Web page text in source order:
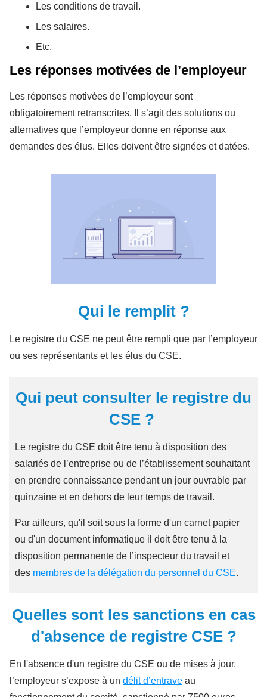
Les conditions de travail.
Les salaires.
Etc.
Les réponses motivées de l’employeur
Les réponses motivées de l’employeur sont
obligatoirement retranscrites. Il s’agit des solutions ou
alternatives que l’employeur donne en réponse aux
demandes des élus. Elles doivent être signées et datées.
Qui le remplit ?
Le registre du CSE ne peut être rempli que par l’employeur
ou ses représentants et les élus du CSE.
Qui peut consulter le registre du
CSE ?
Le registre du CSE doit être tenu à disposition des
salariés de l’entreprise ou de l’établissement souhaitant
en prendre connaissance pendant un jour ouvrable par
quinzaine et en dehors de leur temps de travail.
Par ailleurs, qu'il soit sous la forme d'un carnet papier
ou d'un document informatique il doit être tenu à la
disposition permanente de l’inspecteur du travail et
des membres de la délégation du personnel du CSE.
Quelles sont les sanctions en cas
d'absence de registre CSE ?
En l'absence d'un registre du CSE ou de mises à jour,
l’employeur s’expose à un délit d’entrave au